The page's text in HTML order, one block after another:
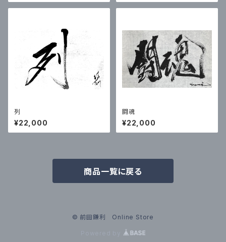
列
¥22,000
闘魂
¥22,000
商品一覧に戻る
© 前田鎌利 Online Store